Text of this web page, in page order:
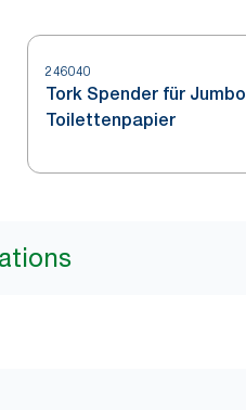
246040
Tork Spender für Jumbo
Toilettenpapier